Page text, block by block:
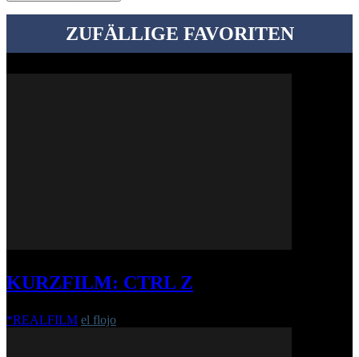
ZUFÄLLIGE FAVORITEN
KURZFILM: CTRL Z
*REALFILM el flojo